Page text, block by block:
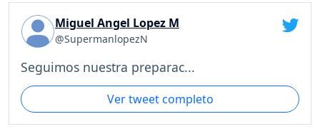
Miguel Angel Lopez M
@SupermanlopezN
Seguimos nuestra preparac...
Ver tweet completo